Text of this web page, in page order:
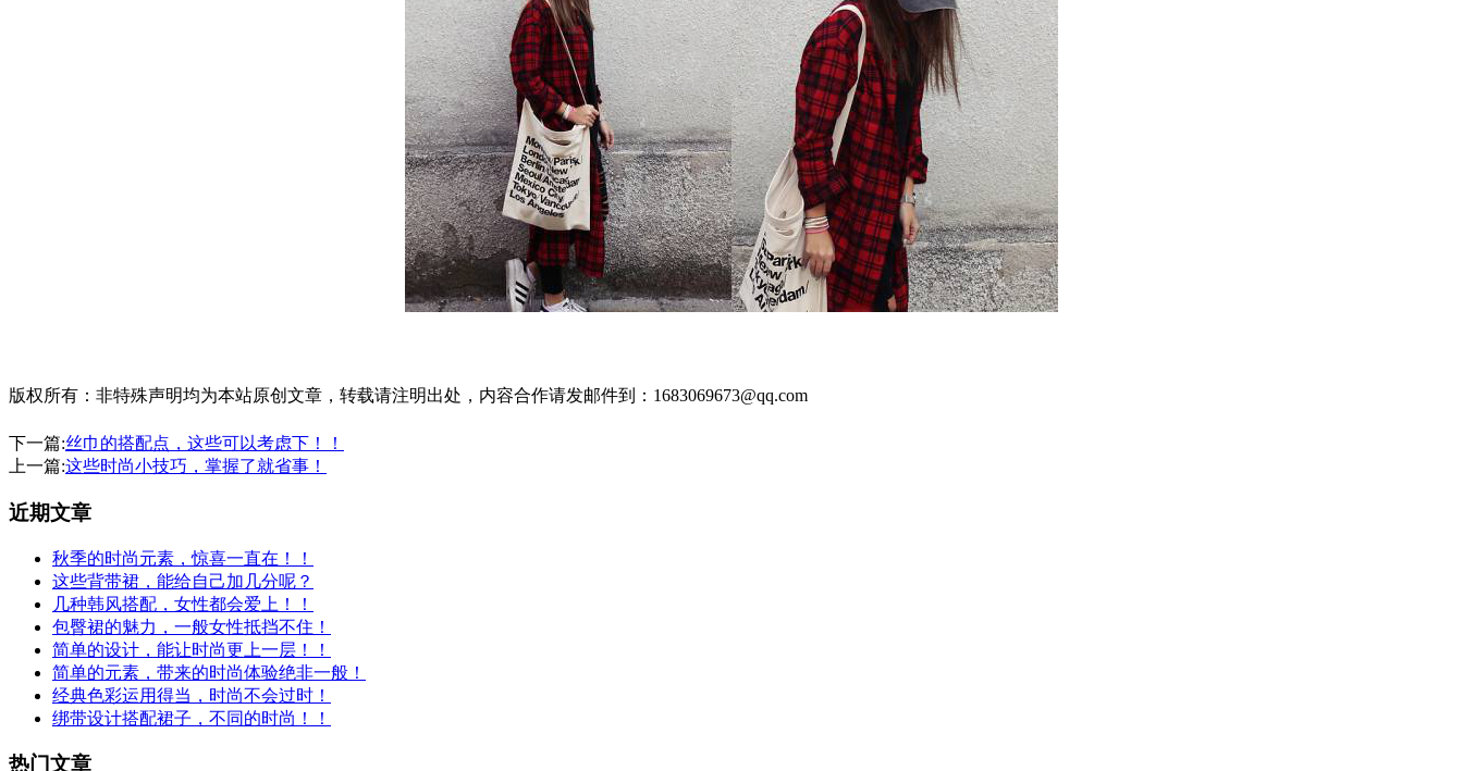
版权所有：非特殊声明均为本站原创文章，转载请注明出处，内容合作请发邮件到：1683069673@qq.com
下一篇:丝巾的搭配点，这些可以考虑下！！
上一篇:这些时尚小技巧，掌握了就省事！
近期文章
秋季的时尚元素，惊喜一直在！！
这些背带裙，能给自己加几分呢？
几种韩风搭配，女性都会爱上！！
包臀裙的魅力，一般女性抵挡不住！
简单的设计，能让时尚更上一层！！
简单的元素，带来的时尚体验绝非一般！
经典色彩运用得当，时尚不会过时！
绑带设计搭配裙子，不同的时尚！！
热门文章